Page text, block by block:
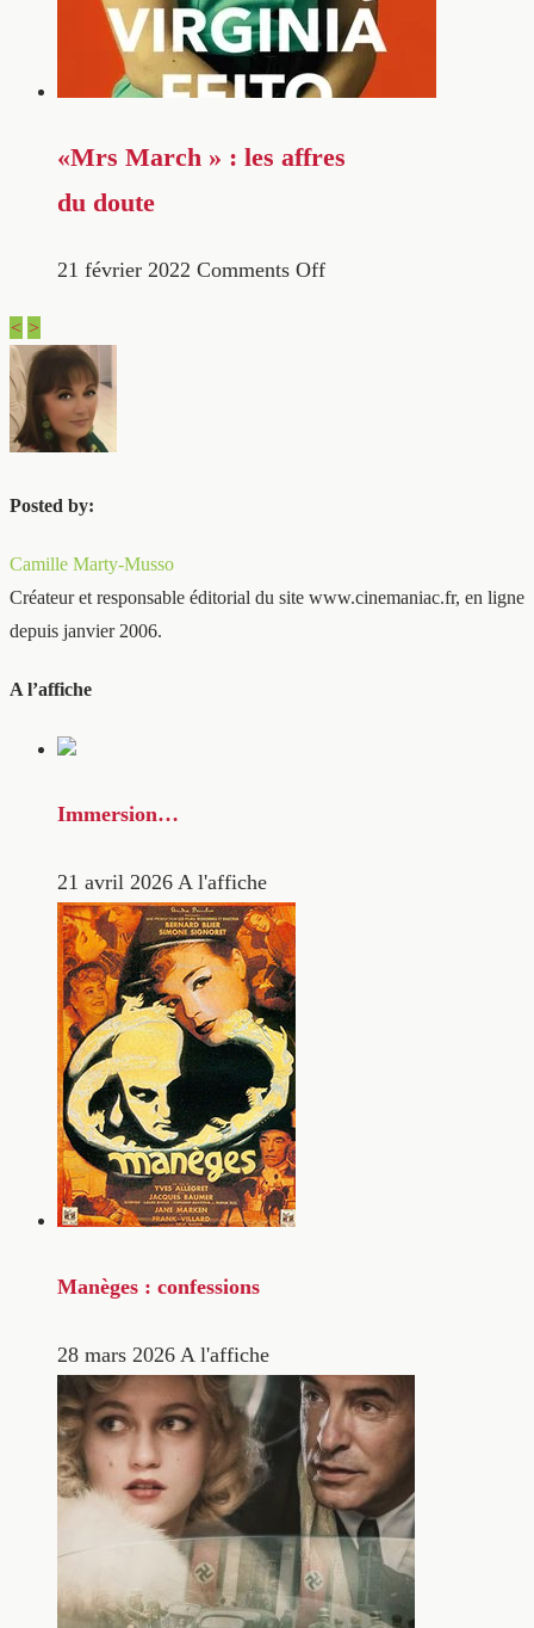
«Mrs March » : les affres
du doute
21 février 2022 Comments Off
< >
Posted by:
Camille Marty-Musso
Créateur et responsable éditorial du site www.cinemaniac.fr, en ligne
depuis janvier 2006.
A l’affiche
Immersion…
21 avril 2026 A l'affiche
Manèges : confessions
28 mars 2026 A l'affiche